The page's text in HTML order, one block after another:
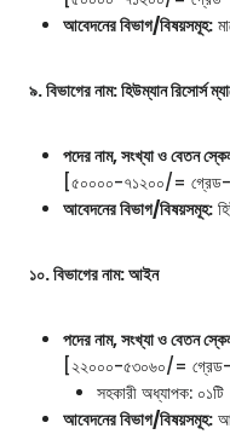
আবেদনের বিভাগ/বিষয়সমূহ:
৯. বিভাগের নাম: হিউম্যান রিসোর্স
পদের নাম, সংখ্যা ও বেতন
[৫০০০০-৭১২০০/= গ্রেড-
আবেদনের বিভাগ/বিষয়সমূহ:
১০. বিভাগের নাম: আইন
পদের নাম, সংখ্যা ও বেতন
[২২০০০-৫৩০৬০/=
সহকারী অধ্যাপক:
আবেদনের বিভাগ/বিষয়সমূহ: